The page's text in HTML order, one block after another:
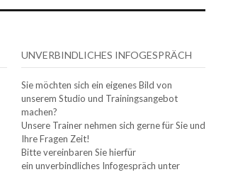
UNVERBINDLICHES INFOGESPRÄCH
Sie möchten sich ein eigenes Bild von
unserem Studio und Trainingsangebot
machen?
Unsere Trainer nehmen sich gerne für Sie und
Ihre Fragen Zeit!
Bitte vereinbaren Sie hierfür
ein unverbindliches Infogespräch unter